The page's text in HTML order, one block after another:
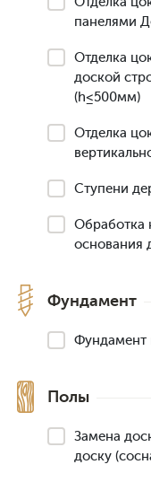
панелями
Отделка
доской
(h≤500мм)
Отделка
Ступени
Обработка
основания
Фундамент
Фундамент
Полы
Замена
доску